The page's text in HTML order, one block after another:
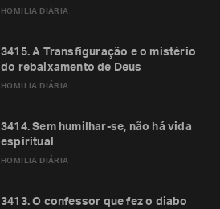
HOMILIA DIÁRIA
HOMILIA DIÁRIA
3415. A Transfiguração e o mistério
do rebaixamento de Deus
HOMILIA DIÁRIA
3414. Sem humilhar-se, não há vida
espiritual
3413. O confessor que fez o diabo